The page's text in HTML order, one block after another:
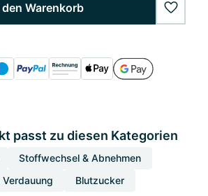
den Warenkorb
passt zu diesen Kategorien
Stoffwechsel & Abnehmen
Verdauung
Blutzucker